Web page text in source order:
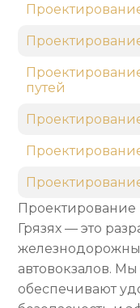
Проектирование
Грязях — это
автовокзалов.
обеспечивают
путей